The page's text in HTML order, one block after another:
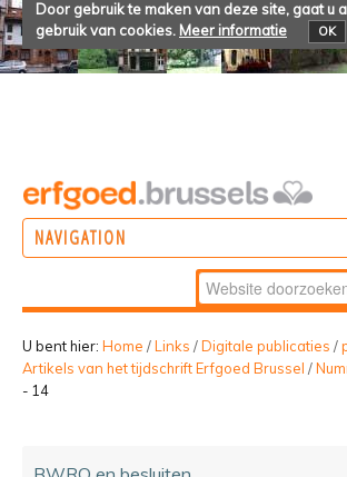
Door gebruik te maken van deze site, gaat u
gebruik van cookies. Meer informatie OK
NAVIGATION
BELEVEN
Zoek
Geavanceerd
zoeken...
U bent hier: Home /Links /Digitale publicaties /
Artikels van het tijdschrift Erfgoed Brussel /
- 14